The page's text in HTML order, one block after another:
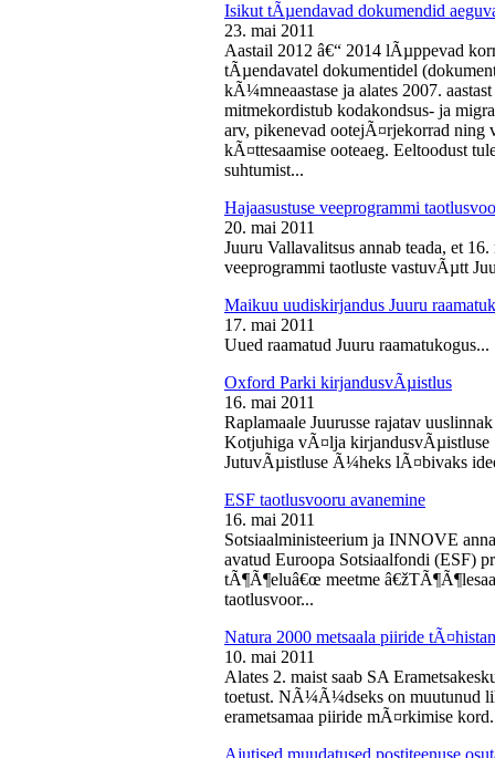
Isikut tÃµendavad dokumendid
23. mai 2011
Aastail 2012 â€“ 2014 lÃµppevad
tÃµendavatel dokumentidel
kÃ¼mneaastase ja alates 2007.
mitmekordistub kodakondsus- ja
arv, pikenevad ootejÃ¤rjekorrad ning
kÃ¤ttesaamise ooteaeg. Eeltoodust
suhtumist...
Hajaasustuse veeprogrammi
20. mai 2011
Juuru Vallavalitsus annab teada, et
veeprogrammi taotluste vastuvÃµtt
Maikuu uudiskirjandus Juuru
17. mai 2011
Uued raamatud Juuru raamatukogus...
Oxford Parki kirjandusvÃµistlus
16. mai 2011
Raplamaale Juurusse rajatav
Kotjuhiga vÃ¤lja
JutuvÃµistluse Ã¼heks lÃ¤bivaks
ESF taotlusvooru avanemine
16. mai 2011
Sotsiaalministeerium ja INNOVE
avatud Euroopa Sotsiaalfondi (ESF)
tÃ¶Ã¶eluâ€œ meetme
taotlusvoor...
Natura 2000 metsaala piiride
10. mai 2011
Alates 2. maist saab SA
toetust. NÃ¼Ã¼dseks on muutunud
erametsamaa piiride mÃ¤rkimise
Ajutised muudatused postiteenuse